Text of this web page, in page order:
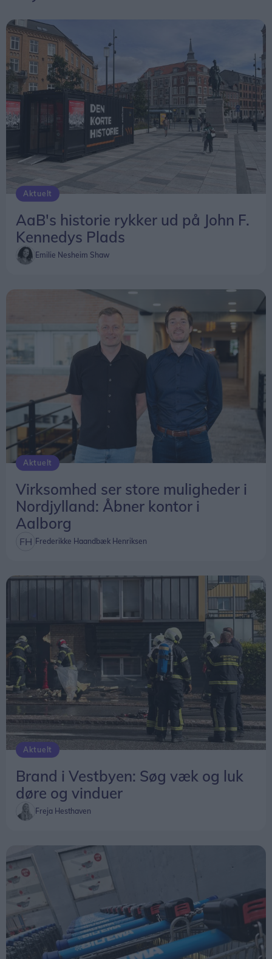
Aktuelt
AaB's historie rykker ud på John F.
Kennedys Plads
Emilie Nesheim Shaw
Aktuelt
Virksomhed ser store muligheder i
Nordjylland: Åbner kontor i
Aalborg
Frederikke Haandbæk Henriksen
Aktuelt
Brand i Vestbyen: Søg væk og luk
døre og vinduer
Freja Hesthaven